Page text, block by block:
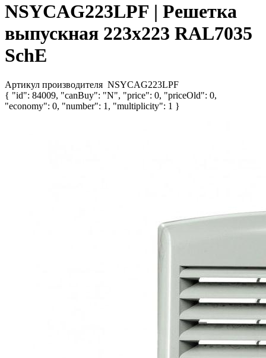
NSYCAG223LPF | Решетка
выпускная 223х223 RAL7035
SchE
Артикул производителя NSYCAG223LPF
{ "id": 84009, "canBuy": "N", "price": 0, "priceOld": 0,
"economy": 0, "number": 1, "multiplicity": 1 }